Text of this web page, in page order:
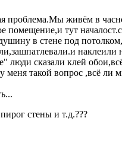
проблема.Мы живём в
помещение,и тут
в стене под
люди сказали клей
меня такой вопрос ,всё ли
стены и т.д.???